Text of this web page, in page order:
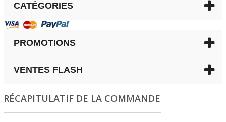
CATÉGORIES
PROMOTIONS
VENTES FLASH
RÉCAPITULATIF DE LA COMMANDE